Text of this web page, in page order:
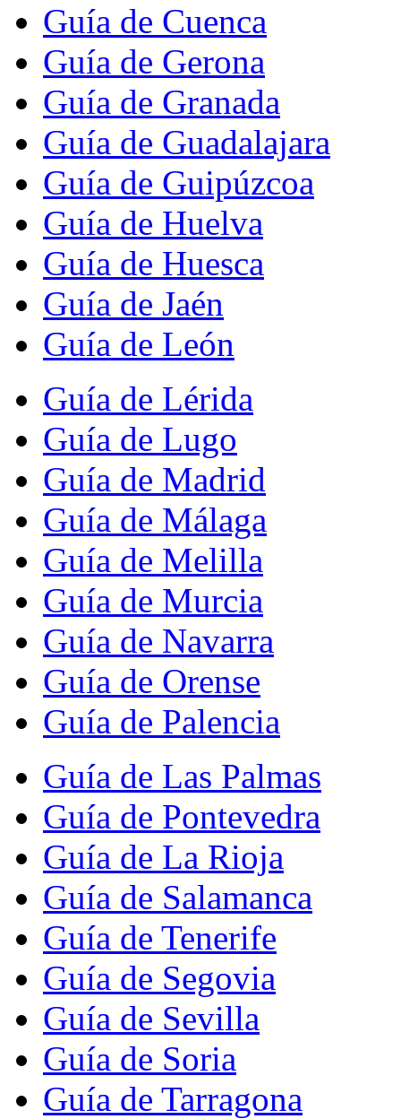
Guía de Cuenca
Guía de Gerona
Guía de Granada
Guía de Guadalajara
Guía de Guipúzcoa
Guía de Huelva
Guía de Huesca
Guía de Jaén
Guía de León
Guía de Lérida
Guía de Lugo
Guía de Madrid
Guía de Málaga
Guía de Melilla
Guía de Murcia
Guía de Navarra
Guía de Orense
Guía de Palencia
Guía de Las Palmas
Guía de Pontevedra
Guía de La Rioja
Guía de Salamanca
Guía de Tenerife
Guía de Segovia
Guía de Sevilla
Guía de Soria
Guía de Tarragona